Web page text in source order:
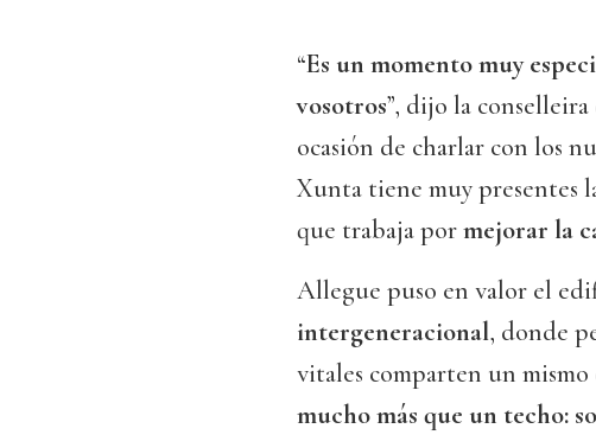
“Es un momento muy
vosotros”, dijo la
ocasión de charlar con los
Xunta tiene muy presentes
que trabaja pormejorar la
Allegue puso en valor el
intergeneracional, donde
vitales comparten un mismo
mucho más que un techo: